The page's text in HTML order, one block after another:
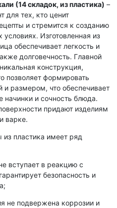
(14 складок, из пластика) –
для тех, кто ценит
и стремится к созданию
Изготовленная из
обеспечивает легкость и
долговечность. Главной
конструкция,
позволяет формировать
размером, что обеспечивает
начинки и сочность блюда.
придают изделиям
варке.
из пластика имеет ряд
вступает в реакцию с
безопасность и
не подвержена коррозии и